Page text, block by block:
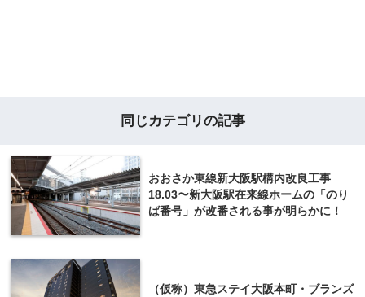
同じカテゴリの記事
おおさか東線新大阪駅構内改良工事
18.03〜新大阪駅在来線ホームの「のり
ば番号」が改番される事が明らかに！
（仮称）東急ステイ大阪本町・ブランズ